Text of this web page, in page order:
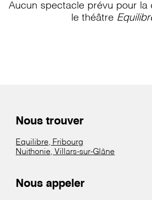
Aucun spectacle prévu pour la
le théâtre
Nous trouver
Equilibre, Fribourg
Nuithonie, Villars-sur-Glâne
Nous appeler